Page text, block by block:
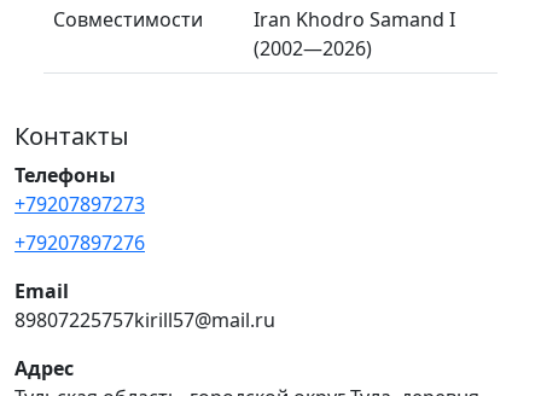
Совместимости
Iran Khodro Samand I
(2002—2026)
Контакты
Телефоны
+79207897273
+79207897276
Email
89807225757kirill57@mail.ru
Адрес